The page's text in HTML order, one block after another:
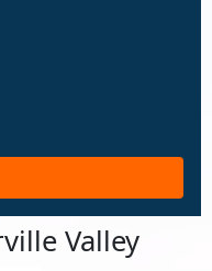
Valley